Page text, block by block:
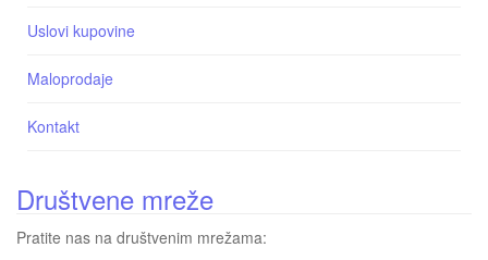
Uslovi kupovine
Maloprodaje
Kontakt
Društvene mreže
Pratite nas na društvenim mrežama: